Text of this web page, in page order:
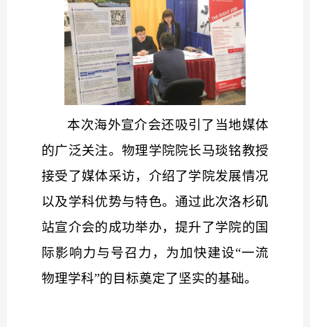
本次海外宣介会还吸引了当地媒体
的广泛关注。物理学院院长马琰铭教授
接受了媒体采访，介绍了学院发展情况
以及学科优势与特色。通过此次洛杉矶
站宣介会的成功举办，提升了学院的国
际影响力与号召力，为加快建设“一流
物理学科”的目标奠定了坚实的基础。